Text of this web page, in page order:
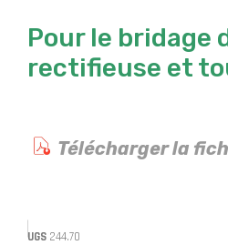
Pour le bridage
rectifieuse et
Télécharger la
UGS 244.70